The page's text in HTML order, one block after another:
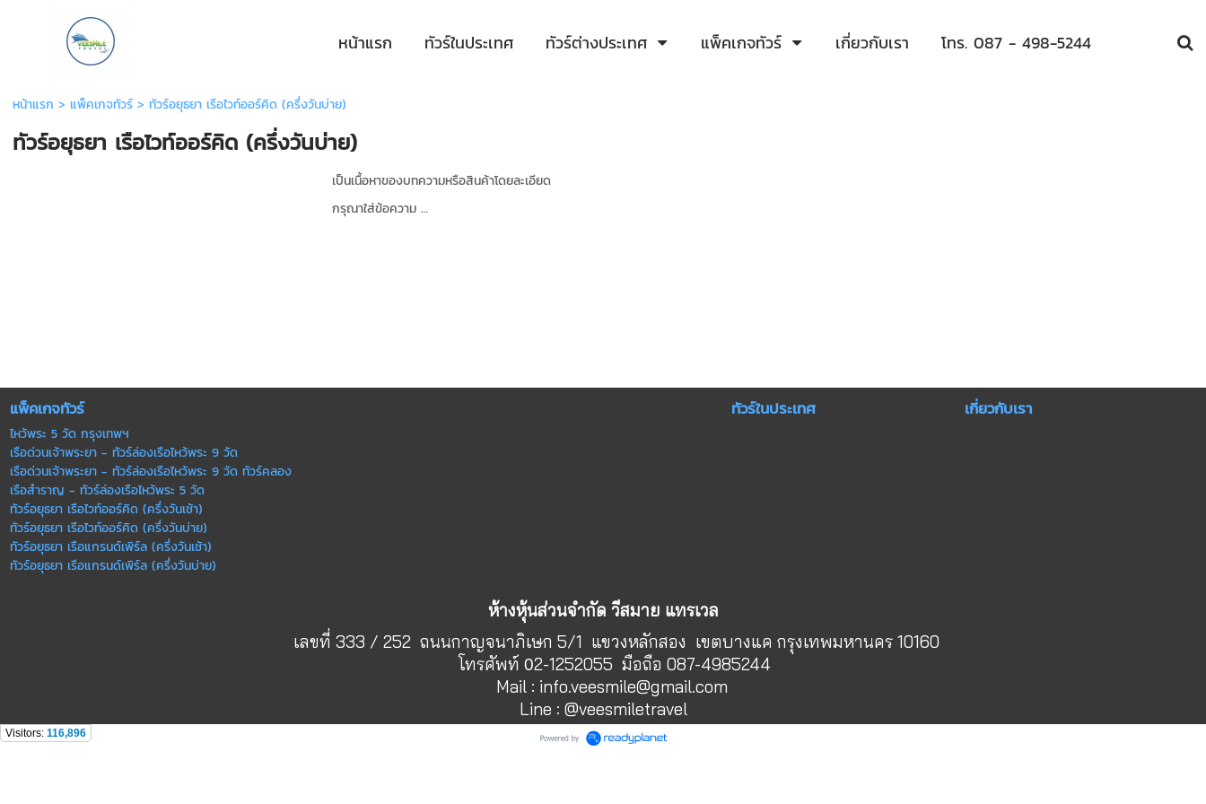
หน้าแรก ทัวร์ในประเทศ ทัวร์ต่างประเทศ แพ็คเกจทัวร์ เกี่ยวกับเรา โทร. 087 - 498-5244
หน้าแรก > แพ็คเกจทัวร์> ทัวร์อยุธยา เรือไวท์ออร์คิด (ครึ่งวันบ่าย)
ทัวร์อยุธยา เรือไวท์ออร์คิด (ครึ่งวันบ่าย)
เป็นเนื้อหาของบทความหรือสินค้าโดยละเอียด
กรุณาใส่ข้อความ …
แพ็คเกจทัวร์
ไหว้พระ 5 วัด กรุงเทพฯ
เรือด่วนเจ้าพระยา - ทัวร์ล่องเรือไหว้พระ 9 วัด
เรือด่วนเจ้าพระยา - ทัวร์ล่องเรือไหว้พระ 9 วัด ทัวร์คลอง
เรือสำราญ - ทัวร์ล่องเรือไหว้พระ 5 วัด
ทัวร์อยุธยา เรือไวท์ออร์คิด (ครึ่งวันเช้า)
ทัวร์อยุธยา เรือไวท์ออร์คิด (ครึ่งวันบ่าย)
ทัวร์อยุธยา เรือแกรนด์เพิร์ล (ครึ่งวันเช้า)
ทัวร์อยุธยา เรือแกรนด์เพิร์ล (ครึ่งวันบ่าย)
ทัวร์ในประเทศ เกี่ยวกับเรา
ห้างหุ้นส่วนจำกัด วีสมาย แทรเวล
เลขที่ 333 / 252 ถนนกาญจนาภิเษก 5/1 แขวงหลักสอง เขตบางแค กรุงเทพมหานคร 10160
โทรศัพท์ 02-1252055 มือถือ 087-4985244
Mail : info.veesmile@gmail.com
Line : @veesmiletravel
Visitors: 116,896